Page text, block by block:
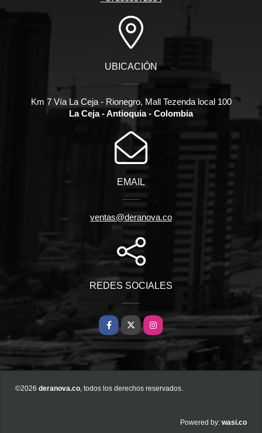
UBICACIÓN
Km 7 Vía La Ceja - Rionegro, Mall Tezenda local 100
La Ceja - Antioquia - Colombia
EMAIL
ventas@deranova.co
REDES SOCIALES
Facebook
X Instagram
©2026 deranova.co , todos los derechos reservados.
Powered by: wasi.co